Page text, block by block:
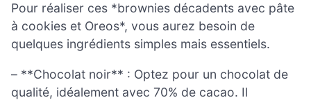
Pour réaliser ces *brownies décadents avec pâte
à cookies et Oreos*, vous aurez besoin de
quelques ingrédients simples mais essentiels.
– **Chocolat noir** : Optez pour un chocolat de
qualité, idéalement avec 70% de cacao. Il